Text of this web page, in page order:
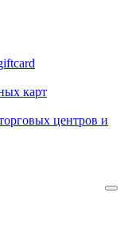
карт
центров и